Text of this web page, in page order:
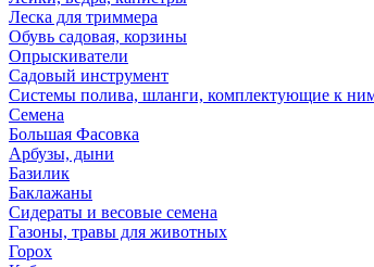
Леска для триммера
Обувь садовая, корзины
Опрыскиватели
Садовый инструмент
Системы полива, шланги, комплектующие к
Семена
Большая Фасовка
Арбузы, дыни
Базилик
Баклажаны
Сидераты и весовые семена
Газоны, травы для животных
Горох